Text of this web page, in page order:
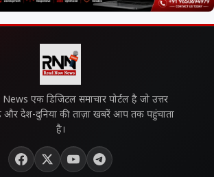
एक डिजिटल समाचार पोर्टल है जो उत्तर
और देश-दुनिया की ताज़ा खबरें आप तक पहुंचाता
है।